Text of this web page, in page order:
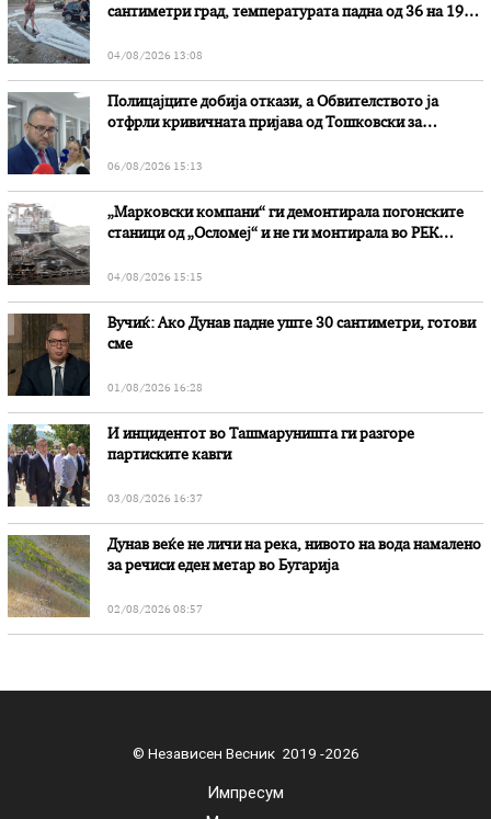
сантиметри град, температурата падна од 36 на 19
04/08/2026 13:08
Полицајците добија откази, а Обвителството ја
отфрли кривичната пријава од Тошковски за
06/08/2026 15:13
„Марковски компани“ ги демонтирала погонските
станици од „Осломеј“ и не ги монтирала во РЕК
04/08/2026 15:15
Вучиќ: Ако Дунав падне уште 30 сантиметри, готови
сме
01/08/2026 16:28
И инцидентот во Ташмаруништa ги разгоре
партиските кавги
03/08/2026 16:37
Дунав веќе не личи на река, нивото на вода намалено
за речиси еден метар во Бугарија
02/08/2026 08:57
© Независен Весник 2019 -2026
Импресум